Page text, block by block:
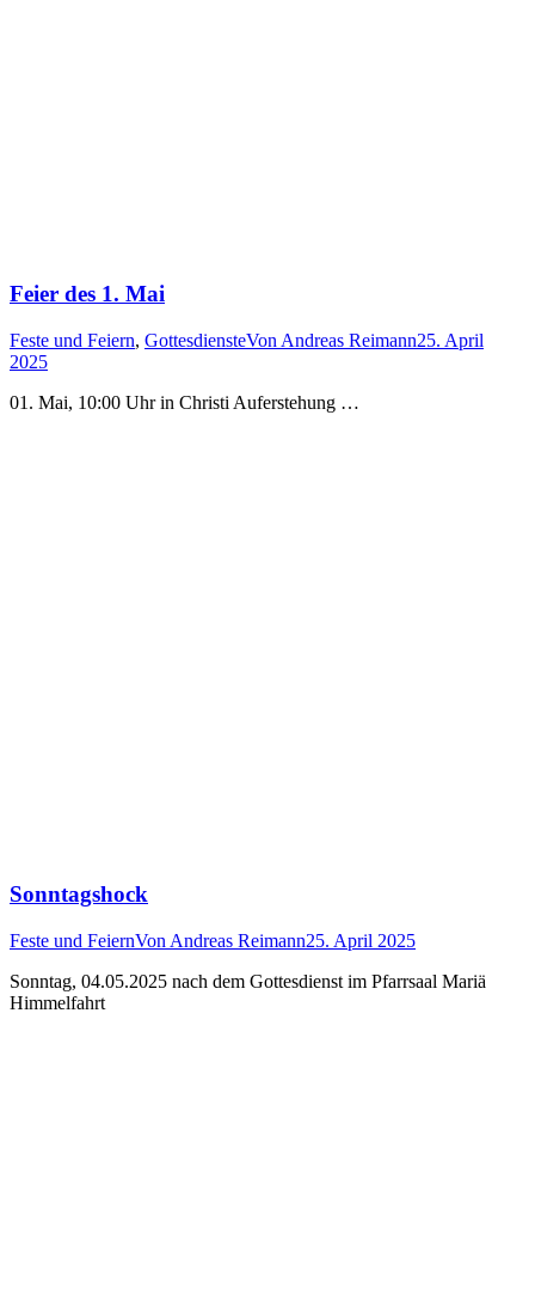
Feier des 1. Mai
Feste und Feiern, GottesdiensteVon Andreas Reimann25. April
2025
01. Mai, 10:00 Uhr in Christi Auferstehung …
Sonntagshock
Feste und FeiernVon Andreas Reimann25. April 2025
Sonntag, 04.05.2025 nach dem Gottesdienst im Pfarrsaal Mariä
Himmelfahrt